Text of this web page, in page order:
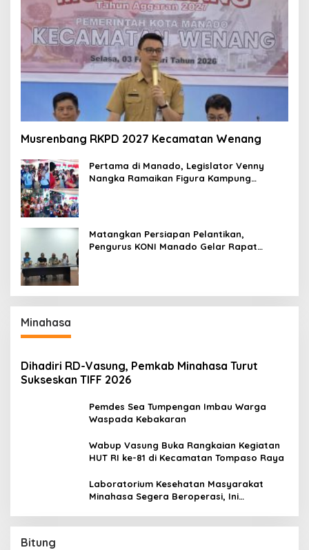
Musrenbang RKPD 2027 Kecamatan Wenang
Pertama di Manado, Legislator Venny
Nangka Ramaikan Figura Kampung
Matangkan Persiapan Pelantikan,
Pengurus KONI Manado Gelar Rapat
Minahasa
Dihadiri RD-Vasung, Pemkab Minahasa Turut
Sukseskan TIFF 2026
Pemdes Sea Tumpengan Imbau Warga
Waspada Kebakaran
Wabup Vasung Buka Rangkaian Kegiatan
HUT RI ke-81 di Kecamatan Tompaso Raya
Laboratorium Kesehatan Masyarakat
Minahasa Segera Beroperasi, Ini
Bitung